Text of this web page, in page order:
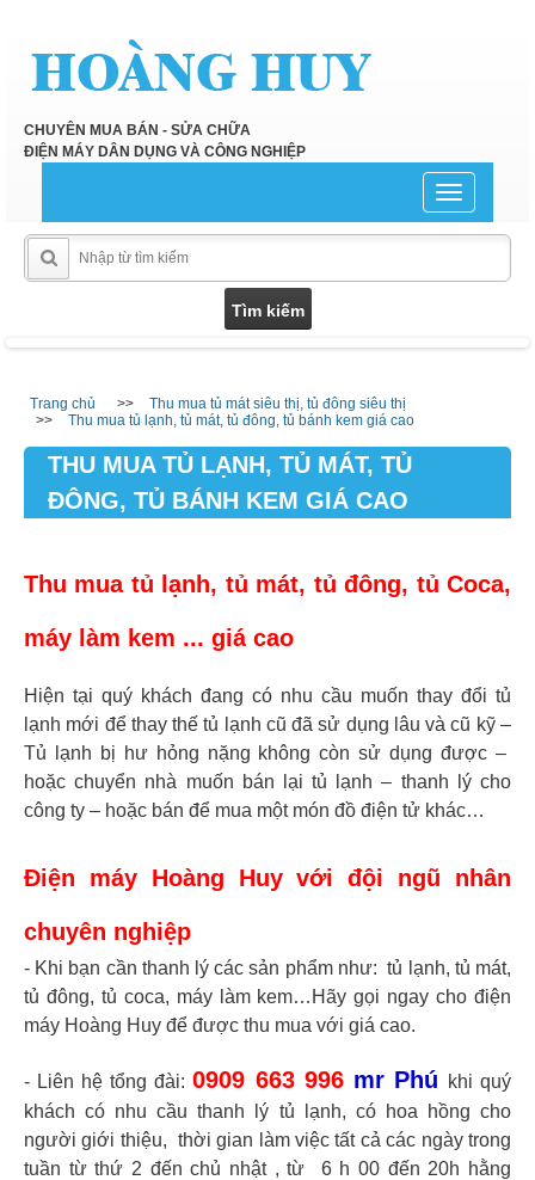
CHUYÊN MUA BÁN - SỬA CHỮA
ĐIỆN MÁY DÂN DỤNG VÀ CÔNG NGHIỆP
Toggle
navigation
Trang chủ
Thu mua tủ mát siêu thị, tủ đông siêu thị
Thu mua tủ lạnh, tủ mát, tủ đông, tủ bánh kem giá cao
THU MUA TỦ LẠNH, TỦ MÁT, TỦ
ĐÔNG, TỦ BÁNH KEM GIÁ CAO
Thu mua tủ lạnh, tủ mát, tủ đông, tủ Coca,
máy làm kem ... giá cao
Hiện tại quý khách đang có nhu cầu muốn thay đổi tủ
lạnh mới để thay thế tủ lạnh cũ đã sử dụng lâu và cũ kỹ –
Tủ lạnh bị hư hỏng nặng không còn sử dụng được –
hoặc chuyển nhà muốn bán lại tủ lạnh – thanh lý cho
công ty – hoặc bán để mua một món đồ điện tử khác…
Điện máy Hoàng Huy với đội ngũ nhân
chuyên nghiệp​
- Khi bạn cần thanh lý các sản phẩm như: tủ lạnh, tủ mát,
tủ đông, tủ coca, máy làm kem…Hãy gọi ngay cho điện
máy Hoàng Huy để được thu mua với giá cao.
- Liên hệ tổng đài:0909 663 996 mr Phú
khi quý
khách có nhu cầu thanh lý tủ lạnh, có hoa hồng cho
người giới thiệu, thời gian làm việc tất cả các ngày trong
tuần từ thứ 2 đến chủ nhật , từ 6 h 00 đến 20h hằng